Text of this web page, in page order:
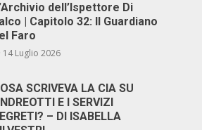
dell’Ispettore Di
| Capitolo 32: Il Guardiano
Faro
14 Luglio 2026
SCRIVEVA LA CIA SU
E I SERVIZI
– DI ISABELLA